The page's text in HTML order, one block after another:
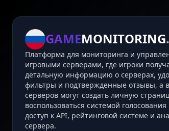
GAMEMONITORING
Платформа для мониторинга и
игровыми серверами, где игроки
детальную информацию о серверах,
фильтры и подтвержденные отзывы, а
серверов могут создать личную
воспользоваться системой
доступ к API, рейтинговой системе и
сервера.